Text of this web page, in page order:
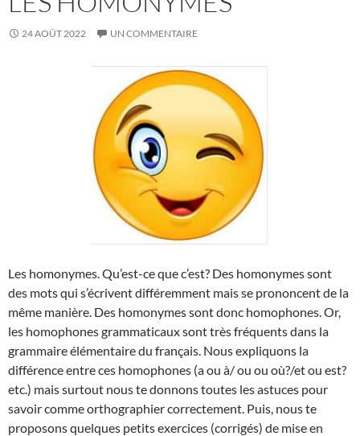
24 AOÛT 2022 UN COMMENTAIRE
Les homonymes. Qu’est-ce que c’est? Des homonymes sont
des mots qui s’écrivent différemment mais se prononcent de la
même manière. Des homonymes sont donc homophones. Or,
les homophones grammaticaux sont très fréquents dans la
grammaire élémentaire du français. Nous expliquons la
différence entre ces homophones (a ou à/ ou ou où?/et ou est?
etc.) mais surtout nous te donnons toutes les astuces pour
savoir comme orthographier correctement. Puis, nous te
proposons quelques petits exercices (corrigés) de mise en